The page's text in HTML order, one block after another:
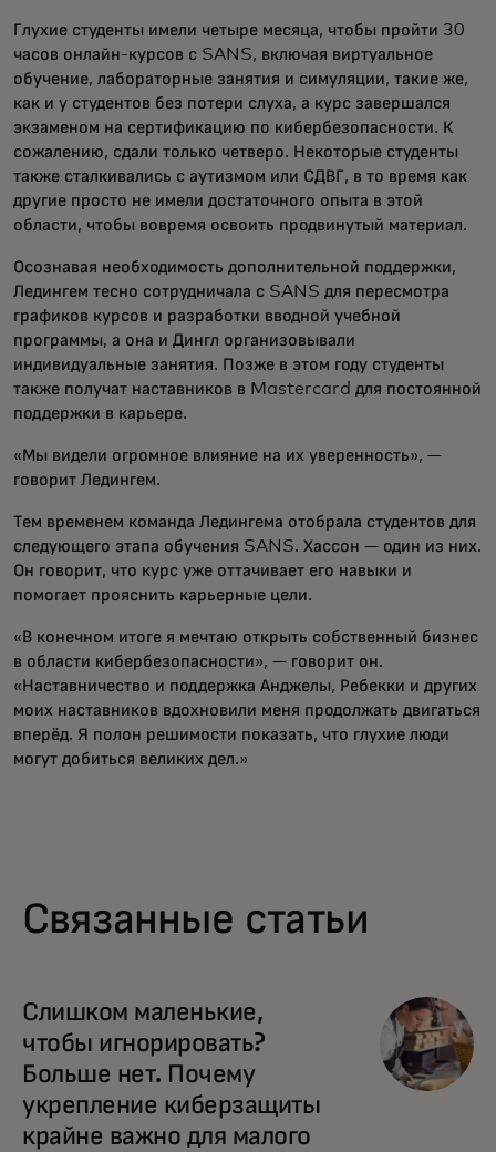
Глухие студенты имели четыре месяца, чтобы пройти 30
часов онлайн-курсов с SANS, включая виртуальное
обучение, лабораторные занятия и симуляции, такие же,
как и у студентов без потери слуха, а курс завершался
экзаменом на сертификацию по кибербезопасности. К
сожалению, сдали только четверо. Некоторые студенты
также сталкивались с аутизмом или СДВГ, в то время как
другие просто не имели достаточного опыта в этой
области, чтобы вовремя освоить продвинутый материал.
Осознавая необходимость дополнительной поддержки,
Ледингем тесно сотрудничала с SANS для пересмотра
графиков курсов и разработки вводной учебной
программы, а она и Дингл организовывали
индивидуальные занятия. Позже в этом году студенты
также получат наставников в Mastercard для постоянной
поддержки в карьере.
«Мы видели огромное влияние на их уверенность», —
говорит Ледингем.
Тем временем команда Ледингема отобрала студентов для
следующего этапа обучения SANS. Хассон — один из них.
Он говорит, что курс уже оттачивает его навыки и
помогает прояснить карьерные цели.
«В конечном итоге я мечтаю открыть собственный бизнес
в области кибербезопасности», — говорит он.
«Наставничество и поддержка Анджелы, Ребекки и других
моих наставников вдохновили меня продолжать двигаться
вперёд. Я полон решимости показать, что глухие люди
могут добиться великих дел.»
Связанные статьи
Слишком маленькие,
чтобы игнорировать?
Больше нет. Почему
укрепление киберзащиты
крайне важно для малого
opens in a new tab